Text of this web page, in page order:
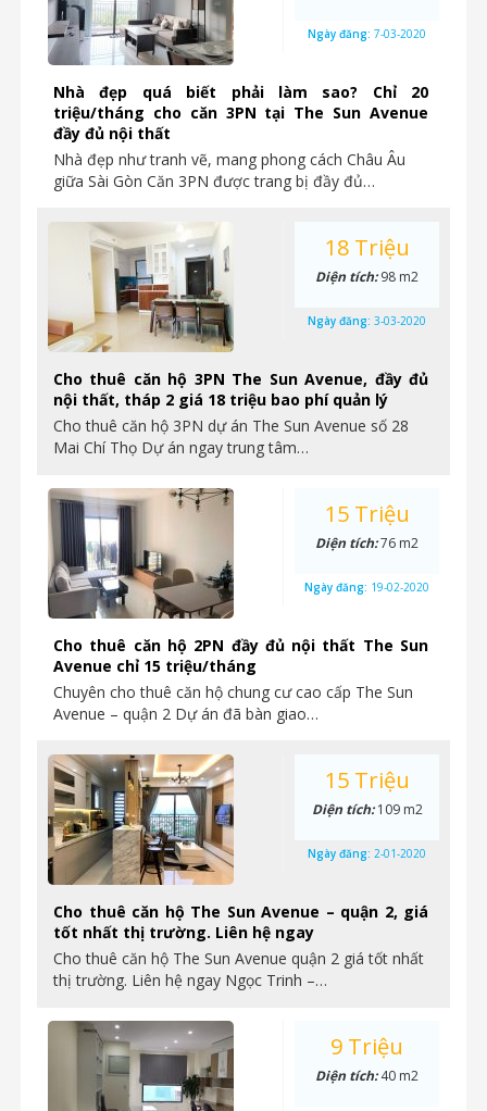
Nhà đẹp quá biết phải làm sao? Chỉ 20
triệu/tháng cho căn 3PN tại The Sun Avenue
đầy đủ nội thất
Nhà đẹp như tranh vẽ, mang phong cách Châu Âu
giữa Sài Gòn Căn 3PN được trang bị đầy đủ…
Ngày đăng: 7-03-2020
Cho thuê căn hộ 3PN The Sun Avenue, đầy đủ
nội thất, tháp 2 giá 18 triệu bao phí quản lý
Cho thuê căn hộ 3PN dự án The Sun Avenue số 28
Mai Chí Thọ Dự án ngay trung tâm…
18 Triệu
Diện tích:98 m2
Ngày đăng: 3-03-2020
Cho thuê căn hộ 2PN đầy đủ nội thất The Sun
Avenue chỉ 15 triệu/tháng
Chuyên cho thuê căn hộ chung cư cao cấp The Sun
Avenue – quận 2 Dự án đã bàn giao…
15 Triệu
Diện tích:76 m2
Ngày đăng: 19-02-2020
Cho thuê căn hộ The Sun Avenue – quận 2, giá
tốt nhất thị trường. Liên hệ ngay
Cho thuê căn hộ The Sun Avenue quận 2 giá tốt nhất
thị trường. Liên hệ ngay Ngọc Trinh –…
15 Triệu
Diện tích:109 m2
Ngày đăng: 2-01-2020
9 Triệu
Diện tích:40 m2